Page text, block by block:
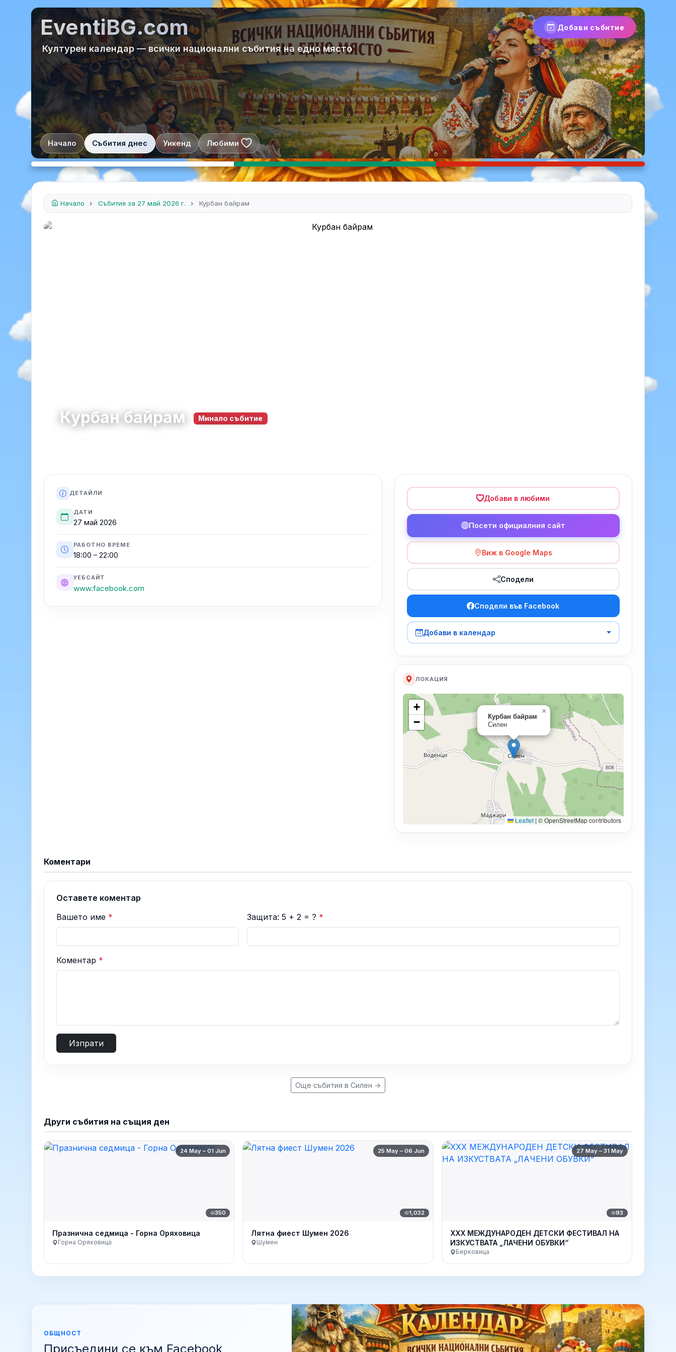
EventiBG.com Добави събитие
Културен календар — всички национални събития на едно място
Начало Събития днес Уикенд Любими
Начало Събития за 27 май 2026 г. Курбан байрам
Курбан байрам Минало събитие
ДЕТАЙЛИ
ДАТИ
27 май 2026
РАБОТНО ВРЕМЕ
18:00 – 22:00
УЕБСАЙТ
www.facebook.com
Добави в любими
Посети официалния сайт
Виж в Google Maps
Сподели
Сподели във Facebook
Добави в календар
ЛОКАЦИЯ
Курбан байрам
Силен
×
+
−
Leaflet | © OpenStreetMap contributors
Коментари
Оставете коментар
Вашето име * Защита: 5 + 2 = ? *
Коментар *
Изпрати
Още събития в Силен →
Други събития на същия ден
24 May – 01 Jun
350
Празнична седмица - Горна Оряховица
Горна Оряховица
25 May – 06 Jun
1,032
Лятна фиест Шумен 2026
Шумен
27 May – 31 May
93
XXX МЕЖДУНАРОДЕН ДЕТСКИ ФЕСТИВАЛ НА
ИЗКУСТВАТА „ЛАЧЕНИ ОБУВКИ“
Берковица
ОБЩНОСТ
Присъедини се към Facebook